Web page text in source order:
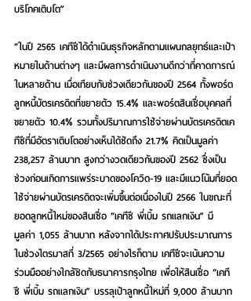
บริโภคเติบโต”
“ในปี 2565 เคทีซีได้ดำเนินธุรกิจหลักตามแผนกลยุทธ์และเป้า
หมายในด้านต่างๆ และมีผลการดำเนินงานดีกว่าที่คาดการณ์
ในหลายด้าน เมื่อเทียบกับช่วงเดียวกันของปี 2564 ทั้งพอร์ต
ลูกหนี้บัตรเครดิตที่ขยายตัว 15.4% และพอร์ตสินเชื่อบุคคลที่
ขยายตัว 10.4% รวมทั้งปริมาณการใช้จ่ายผ่านบัตรเครดิตเค
ทีซีที่มีอัตราเติบโตอย่างเห็นได้ชัดถึง 21.7% คิดเป็นมูลค่า
238,257 ล้านบาท สูงกว่างวดเดียวกันของปี 2562 ซึ่งเป็น
ช่วงก่อนเกิดการแพร่ระบาดของโควิด-19 และมีแนวโน้มที่ยอด
ใช้จ่ายผ่านบัตรเครดิตจะเพิ่มขึ้นต่อเนื่องในปี 2566 ในขณะที่
ยอดลูกหนี้ใหม่ของสินเชื่อ “เคทีซี พี่เบิ้ม รถแลกเงิน” มี
มูลค่า 1,055 ล้านบาท หลังจากได้ประกาศปรับประมาณการ
ในช่วงไตรมาสที่ 3/2565 อย่างไรก็ตาม เคทีซีจะเน้นความ
ร่วมมืออย่างใกล้ชิดกับธนาคารกรุงไทย เพื่อให้สินเชื่อ “เคที
ซี พี่เบิ้ม รถแลกเงิน” บรรลุเป้าลูกหนี้ใหม่ที่ 9,000 ล้านบาท